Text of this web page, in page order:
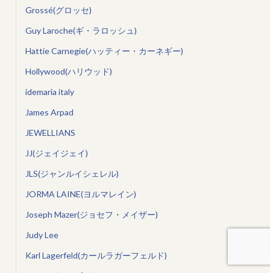
Grossé(グロッセ)
Guy Laroche(ギ・ラロッシュ)
Hattie Carnegie(ハッティー・カーネギー)
Hollywood(ハリウッド)
idemaria italy
James Arpad
JEWELLIANS
JJ(ジェイジェイ)
JLS(ジャンルイシェレル)
JORMA LAINE(ヨルマレイン)
Joseph Mazer(ジョセフ・メイザー)
Judy Lee
Karl Lagerfeld(カールラガーフェルド)